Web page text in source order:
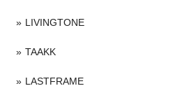
LIVINGTONE
TAAKK
LASTFRAME